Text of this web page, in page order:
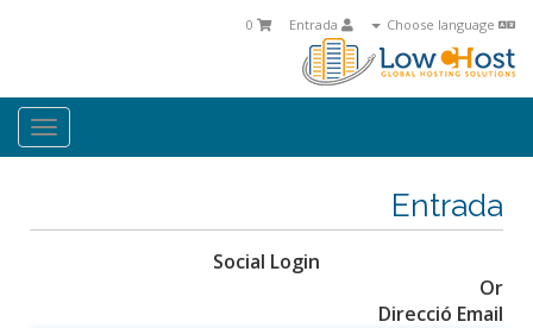
0
Entrada
Social Login
Or
Direcció Email